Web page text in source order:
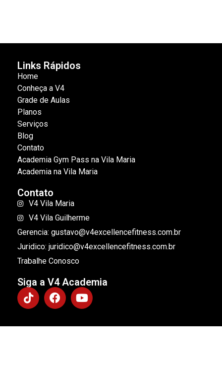
Links Rápidos
Home
Conheça a V4
Grade de Aulas
Planos
Serviços
Blog
Contato
Academia Gym Pass na Vila Maria
Academia na Vila Maria
Contato
V4 Vila Maria
V4 Vila Guilherme
Gerencia: gustavo@v4excellencefitness.com.br
Juridico: juridico@v4excellencefitness.com.br
Trabalhe Conosco
Siga a V4 Academia